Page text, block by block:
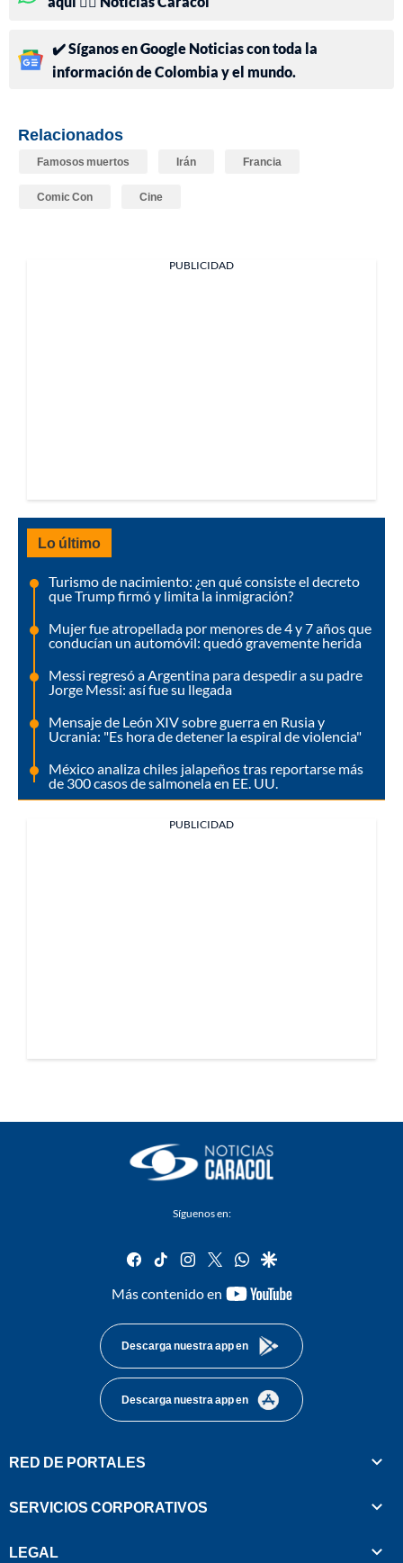
✔️ Síganos en Google Noticias con toda la
información de Colombia y el mundo.
Relacionados
Famosos muertos Irán Francia
Comic Con Cine
PUBLICIDAD
Lo último
Turismo de nacimiento: ¿en qué consiste el decreto
que Trump firmó y limita la inmigración?
Mujer fue atropellada por menores de 4 y 7 años que
conducían un automóvil: quedó gravemente herida
Messi regresó a Argentina para despedir a su padre
Jorge Messi: así fue su llegada
Mensaje de León XIV sobre guerra en Rusia y
Ucrania: "Es hora de detener la espiral de violencia"
México analiza chiles jalapeños tras reportarse más
de 300 casos de salmonela en EE. UU.
PUBLICIDAD
Síguenos en:
facebook
tiktok instagram
twitterwhatsapp
google
Más contenido en
youtube-
Descarga nuestra app en
Descarga nuestra app en
RED DE PORTALES
SERVICIOS CORPORATIVOS
LEGAL